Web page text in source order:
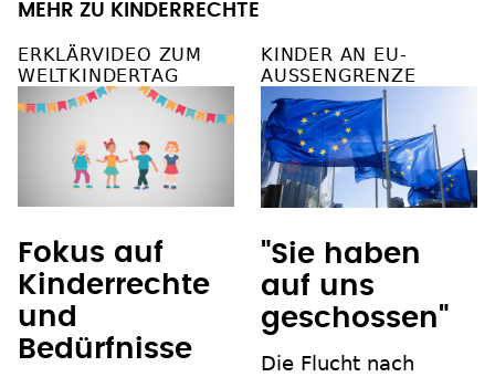
MEHR ZU KINDERRECHTE
ERKLÄRVIDEO ZUM
WELTKINDERTAG
Fokus auf
Kinderrechte
und
Bedürfnisse
KINDER AN EU-
AUSSENGRENZE
"Sie haben
auf uns
geschossen"
Die Flucht nach